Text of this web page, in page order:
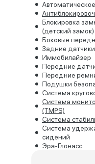
Блокировка
(детский замок)
Боковые
Задние
Иммобилайзер
Передние
Передние
Подушки
Система
Система
(TMPS)
Система
Система
сидений
Эра-Глонасс